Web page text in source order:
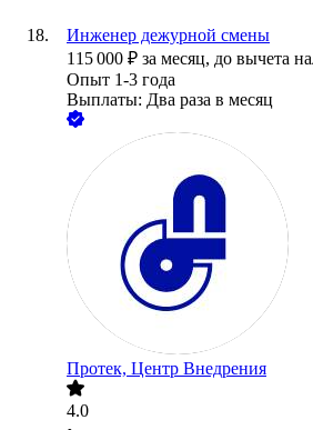
Инженер дежурной смены
115 000 ₽ за месяц, до вычета
Опыт 1-3 года
Выплаты: Два раза в месяц
Протек, Центр Внедрения
4.0